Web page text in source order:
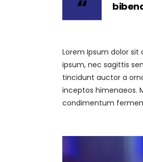
Lorem Ipsum dolor
ipsum, nec sagittis
tincidunt auctor a
inceptos himenaeos.
condimentum